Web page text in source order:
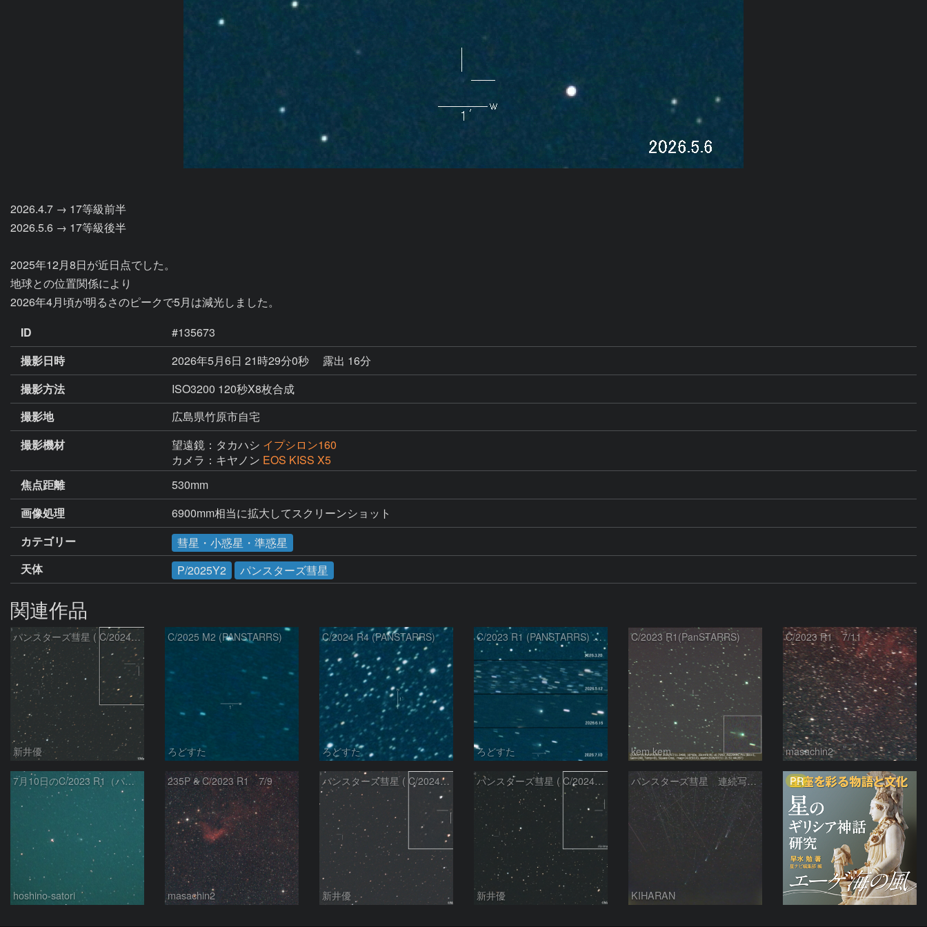
2026.4.7 → 17等級前半
2026.5.6 → 17等級後半
2025年12月8日が近日点でした。
地球との位置関係により
2026年4月頃が明るさのピークで5月は減光しました。
ID
#135673
撮影日時
2026年5月6日 21時29分0秒
露出 16分
撮影方法
ISO3200 120秒X8枚合成
撮影地
広島県竹原市自宅
撮影機材
望遠鏡：タカハシ イプシロン160
カメラ：キヤノン EOS KISS X5
焦点距離
530mm
画像処理
6900mm相当に拡大してスクリーンショット
カテゴリー
彗星・小惑星・準惑星
天体
P/2025Y2 パンスターズ彗星
関連作品
パンスターズ彗星 ( C/2024R4 )：2026/07/27
新井優
C/2025 M2 (PANSTARRS)
ろどすた
C/2024 R4 (PANSTARRS)
ろどすた
C/2023 R1 (PANSTARRS) の変化
ろどすた
C/2023 R1(PanSTARRS)
kem.kem
C/2023 R1 7/11
masachin2
7月10日のC/2023 R1（パンスターズ彗星）
hoshino-satori
235P & C/2023 R1 7/9
masachin2
パンスターズ彗星 ( C/2024R4 )：2026/06/28
新井優
パンスターズ彗星 ( C/2024G4 )の予報位置：2026/06/23
新井優
パンスターズ彗星 連続写真 再処理
KIHARAN
PR